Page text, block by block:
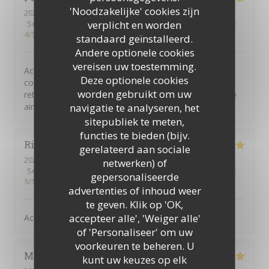
'Noodzakelijke' cookies zijn
verplicht en worden
standaard geïnstalleerd.
Andere optionele cookies
vereisen uw toestemming.
Deze optionele cookies
worden gebruikt om uw
navigatie te analyseren, het
sitepubliek te meten,
functies te bieden (bijv.
gerelateerd aan sociale
netwerken) of
gepersonaliseerde
advertenties of inhoud weer
te geven. Klik op 'OK,
accepteer alle', 'Weiger alle'
of 'Personaliseer' om uw
voorkeuren te beheren. U
kunt uw keuzes op elk
2026-08-05
- 19:30 - Gasten 8
Service
Atmosfeer:5/5 Keuken:5/5 Kwaliteit / Prijs
:
4/5
Acceuil chaleureux et souriant des ser veurs. Repas
copieux un plus pour le Picon biere. Une adresse a
retenir. Et un plus egalement pour chinchidou serveuse
aimable et tres souriante.
Richard
2026-08-08
- 12:45 - Gasten 4
Service
Atmosfeer: 5/5 Keuken:
:
5/5
Accueil - service- qualité au top
Moon